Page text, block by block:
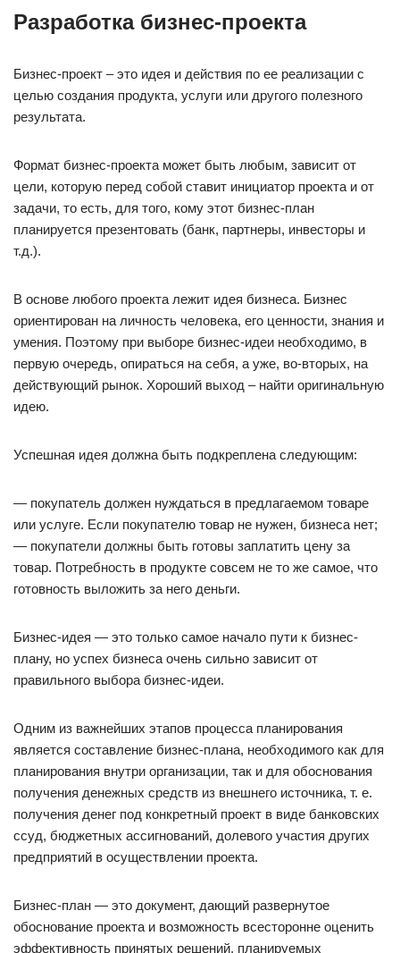
Разработка бизнес-проекта
Бизнес-проект – это идея и действия по ее реализации с
целью создания продукта, услуги или другого полезного
результата.
Формат бизнес-проекта может быть любым, зависит от
цели, которую перед собой ставит инициатор проекта и от
задачи, то есть, для того, кому этот бизнес-план
планируется презентовать (банк, партнеры, инвесторы и
т.д.).
В основе любого проекта лежит идея бизнеса. Бизнес
ориентирован на личность человека, его ценности, знания и
умения. Поэтому при выборе бизнес-идеи необходимо, в
первую очередь, опираться на себя, а уже, во-вторых, на
действующий рынок. Хороший выход – найти оригинальную
идею.
Успешная идея должна быть подкреплена следующим:
— покупатель должен нуждаться в предлагаемом товаре
или услуге. Если покупателю товар не нужен, бизнеса нет;
— покупатели должны быть готовы заплатить цену за
товар. Потребность в продукте совсем не то же самое, что
готовность выложить за него деньги.
Бизнес-идея — это только самое начало пути к бизнес-
плану, но успех бизнеса очень сильно зависит от
правильного выбора бизнес-идеи.
Одним из важнейших этапов процесса планирования
является составление бизнес-плана, необходимого как для
планирования внутри организации, так и для обоснования
получения денежных средств из внешнего источника, т. е.
получения денег под конкретный проект в виде банковских
ссуд, бюджетных ассигнований, долевого участия других
предприятий в осуществлении проекта.
Бизнес-план — это документ, дающий развернутое
обоснование проекта и возможность всесторонне оценить
эффективность принятых решений, планируемых